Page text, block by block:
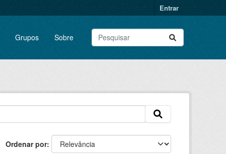
Entrar
Grupos Sobre
Ordenar por